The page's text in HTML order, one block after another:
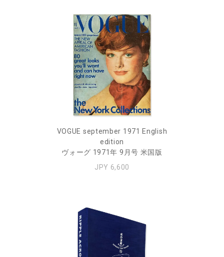
VOGUE september 1971 English
edition
ヴォーグ 1971年 9月号 米国版
JPY 6,600